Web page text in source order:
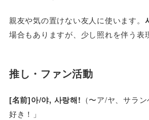
親友や気の置けない友人に使います。
場合もありますが、少し照れを伴う表
推し・ファン活動
[名前]아/야, 사랑해! （〜ア/ヤ、サラ
好き！」